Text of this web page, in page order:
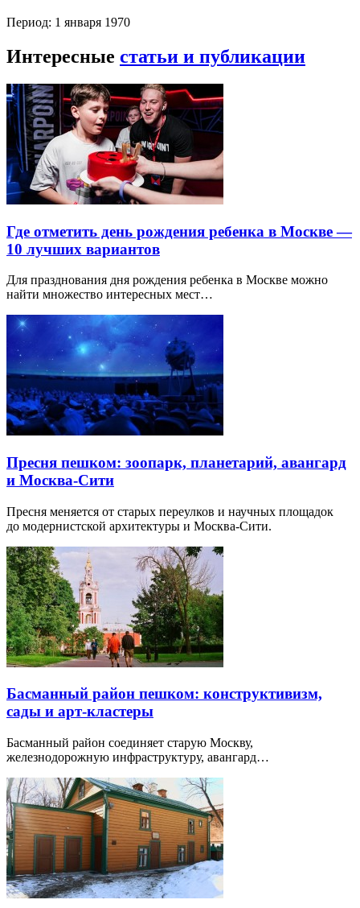
Период: 1 января 1970
Интересные статьи и публикации
Где отметить день рождения ребенка в Москве —
10 лучших вариантов
Для празднования дня рождения ребенка в Москве можно
найти множество интересных мест…
Пресня пешком: зоопарк, планетарий, авангард
и Москва-Сити
Пресня меняется от старых переулков и научных площадок
до модернистской архитектуры и Москва-Сити.
Басманный район пешком: конструктивизм,
сады и арт-кластеры
Басманный район соединяет старую Москву,
железнодорожную инфраструктуру, авангард…